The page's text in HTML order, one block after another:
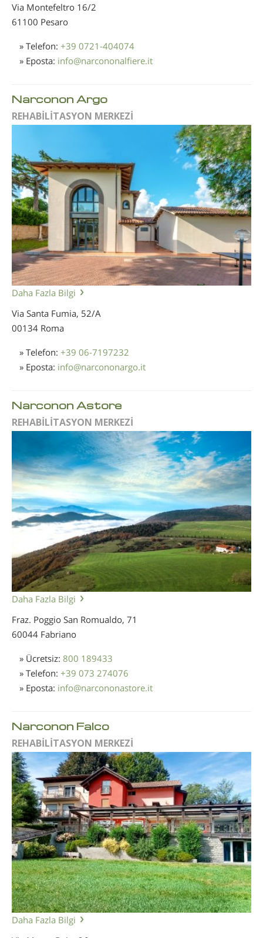
Via Montefeltro 16/2
61100 Pesaro
» Telefon: +39 0721-404074
» Eposta: info@narcononalfiere.it
Narconon Argo
REHABİLİTASYON MERKEZİ
Daha Fazla Bilgi
Via Santa Fumia, 52/A
00134 Roma
» Telefon: +39 06-7197232
» Eposta: info@narcononargo.it
Narconon Astore
REHABİLİTASYON MERKEZİ
Daha Fazla Bilgi
Fraz. Poggio San Romualdo, 71
60044 Fabriano
» Ücretsiz: 800 189433
» Telefon: +39 073 274076
» Eposta: info@narcononastore.it
Narconon Falco
REHABİLİTASYON MERKEZİ
Daha Fazla Bilgi